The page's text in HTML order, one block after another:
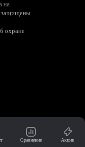
на
защищены
охране
Сравнение Акции